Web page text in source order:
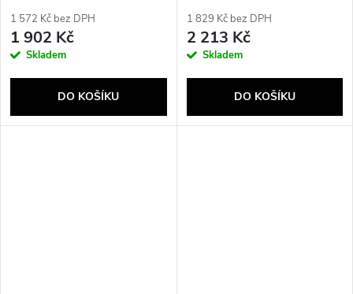
1 572 Kč bez DPH
1 902 Kč
Skladem
DO KOŠÍKU
1 829 Kč bez DPH
2 213 Kč
Skladem
DO KOŠÍKU